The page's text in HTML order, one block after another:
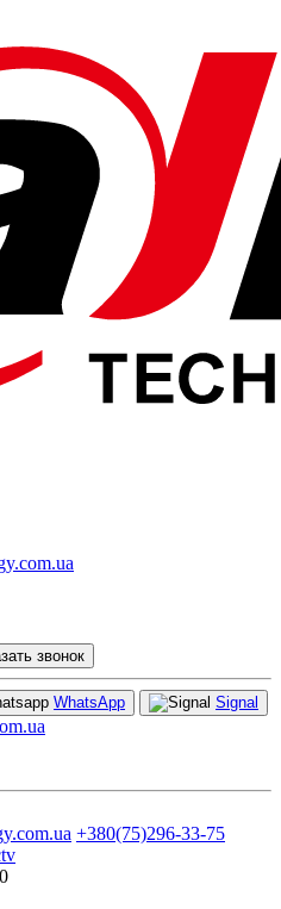
звонок
WhatsApp Signal
+380(75)296-33-75